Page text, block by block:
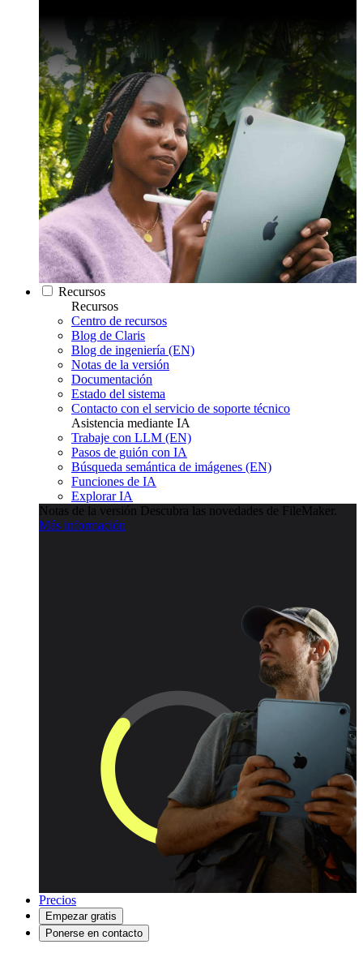
Recursos
Recursos
Centro de recursos
Blog de Claris
Blog de ingeniería (EN)
Notas de la versión
Documentación
Estado del sistema
Contacto con el servicio de soporte técnico
Asistencia mediante IA
Trabaje con LLM (EN)
Pasos de guión con IA
Búsqueda semántica de imágenes (EN)
Funciones de IA
Explorar IA
Notas de la versión Descubra las novedades de FileMaker.
Más información
Precios
Empezar gratis
Ponerse en contacto